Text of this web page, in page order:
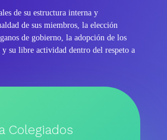
de su estructura interna y
de sus miembros, la elección
de gobierno, la adopción de los
su libre actividad dentro del respeto a
Colegiados